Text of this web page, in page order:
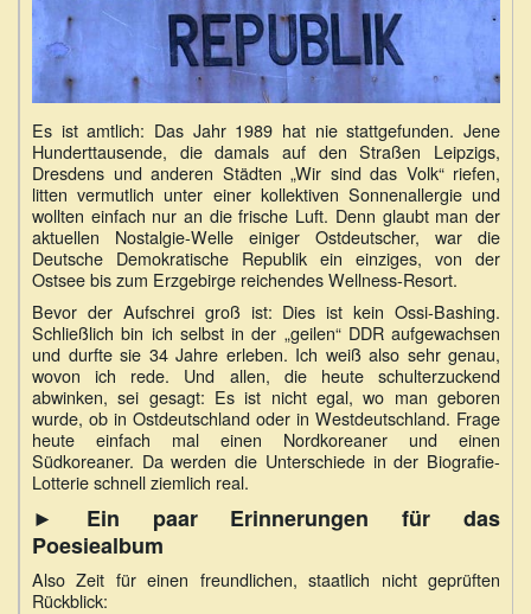
Es ist amtlich: Das Jahr 1989 hat nie stattgefunden. Jene
Hunderttausende, die damals auf den Straßen Leipzigs,
Dresdens und anderen Städten „Wir sind das Volk“ riefen,
litten vermutlich unter einer kollektiven Sonnenallergie und
wollten einfach nur an die frische Luft. Denn glaubt man der
aktuellen Nostalgie-Welle einiger Ostdeutscher, war die
Deutsche Demokratische Republik ein einziges, von der
Ostsee bis zum Erzgebirge reichendes Wellness-Resort.
Bevor der Aufschrei groß ist: Dies ist kein Ossi-Bashing.
Schließlich bin ich selbst in der „geilen“ DDR aufgewachsen
und durfte sie 34 Jahre erleben. Ich weiß also sehr genau,
wovon ich rede. Und allen, die heute schulterzuckend
abwinken, sei gesagt: Es ist nicht egal, wo man geboren
wurde, ob in Ostdeutschland oder in Westdeutschland. Frage
heute einfach mal einen Nordkoreaner und einen
Südkoreaner. Da werden die Unterschiede in der Biografie-
Lotterie schnell ziemlich real.
► Ein paar Erinnerungen für das
Poesiealbum
Also Zeit für einen freundlichen, staatlich nicht geprüften
Rückblick: